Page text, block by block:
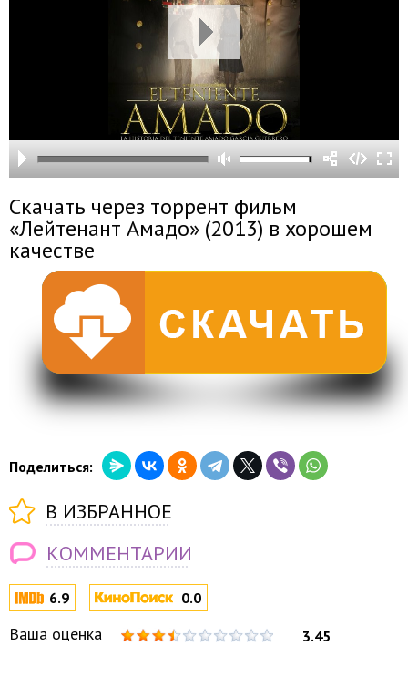
6.9 0.0
Ваша оценка 3.45
Скачать через торрент фильм
«Лейтенант Амадо» (2013) в хорошем
качестве
Поделиться:
В ИЗБРАННОЕ
КОММЕНТАРИИ